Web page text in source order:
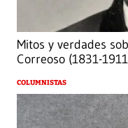
Mitos y verdades
Correoso (1831-
COLUMNISTAS